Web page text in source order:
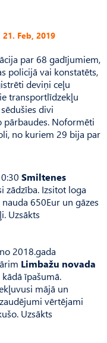
21. Feb, 2019
par 68 gadījumiem,
policijā vai konstatēts,
deviņi ceļu
transportlīdzekļu
divi
pārbaudes. Noformēti
no kuriem 29 bija par
Smiltenes
zādzība. Izsitot loga
650Eur un gāzes
Uzsākts
2018.gada
Limbažu novada
īpašumā.
mājā un
vērtējami
Uzsākts